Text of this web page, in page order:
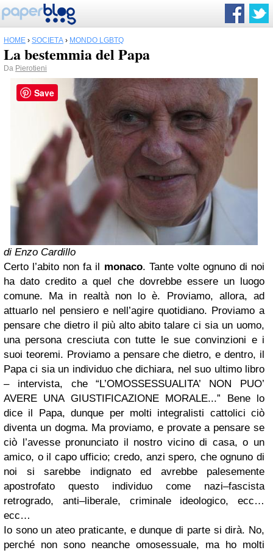
HOME › SOCIETÀ › MONDO LGBTQ
La bestemmia del Papa
Da Pierotieni
di Enzo Cardillo
Certo l’abito non fa il monaco. Tante volte ognuno di noi
ha dato credito a quel che dovrebbe essere un luogo
comune. Ma in realtà non lo è. Proviamo, allora, ad
attuarlo nel pensiero e nell’agire quotidiano. Proviamo a
pensare che dietro il più alto abito talare ci sia un uomo,
una persona cresciuta con tutte le sue convinzioni e i
suoi teoremi. Proviamo a pensare che dietro, e dentro, il
Papa ci sia un individuo che dichiara, nel suo ultimo libro
– intervista, che “L’OMOSSESSUALITA’ NON PUO’
AVERE UNA GIUSTIFICAZIONE MORALE...” Bene lo
dice il Papa, dunque per molti integralisti cattolici ciò
diventa un dogma. Ma proviamo, e provate a pensare se
ciò l’avesse pronunciato il nostro vicino di casa, o un
amico, o il capo ufficio; credo, anzi spero, che ognuno di
noi si sarebbe indignato ed avrebbe palesemente
apostrofato questo individuo come nazi–fascista
retrogrado, anti–liberale, criminale ideologico, ecc…
ecc…
Io sono un ateo praticante, e dunque di parte si dirà. No,
perché non sono neanche omosessuale, ma ho molti
Save